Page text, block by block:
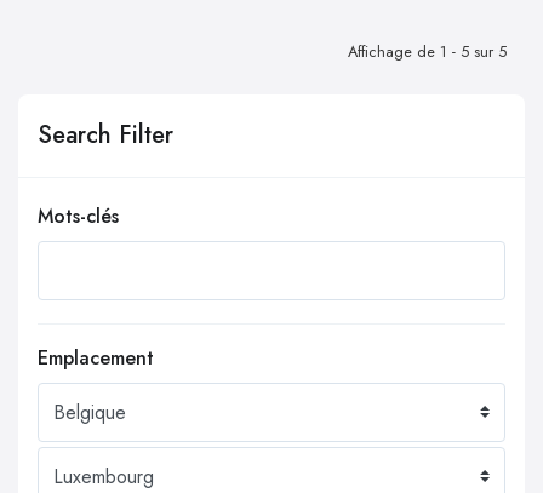
Search Filter
Mots-clés
Emplacement
Affichage de 1 - 5 sur 5